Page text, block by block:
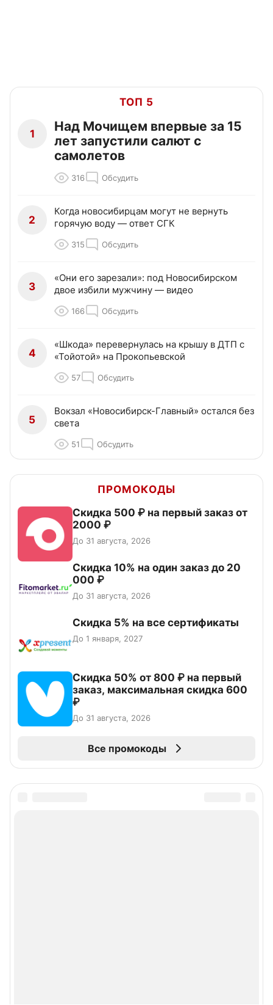
ТОП 5
1
Над Мочищем впервые за 15
лет запустили салют с
самолетов
316 Обсудить
2
Когда новосибирцам могут не вернуть
горячую воду — ответ СГК
315 Обсудить
3
«Они его зарезали»: под Новосибирском
двое избили мужчину — видео
166 Обсудить
4
«Шкода» перевернулась на крышу в ДТП с
«Тойотой» на Прокопьевской
57 Обсудить
5
Вокзал «Новосибирск-Главный» остался без
света
51 Обсудить
ПРОМОКОДЫ
Скидка 500 ₽ на первый заказ от
2000 ₽
До 31 августа, 2026
Скидка 10% на один заказ до 20
000 ₽
До 31 августа, 2026
Скидка 5% на все сертификаты
До 1 января, 2027
Скидка 50% от 800 ₽ на первый
заказ, максимальная скидка 600
₽
До 31 августа, 2026
Все промокоды